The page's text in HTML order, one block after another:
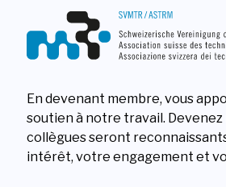
En devenant membre, vous
soutien à notre travail. Devenez
collègues seront
intérêt, votre engagement et